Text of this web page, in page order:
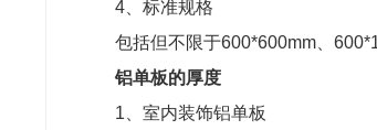
4、标准规格
包括但不限于600*600mm、
铝单板的厚度
1、室内装饰铝单板